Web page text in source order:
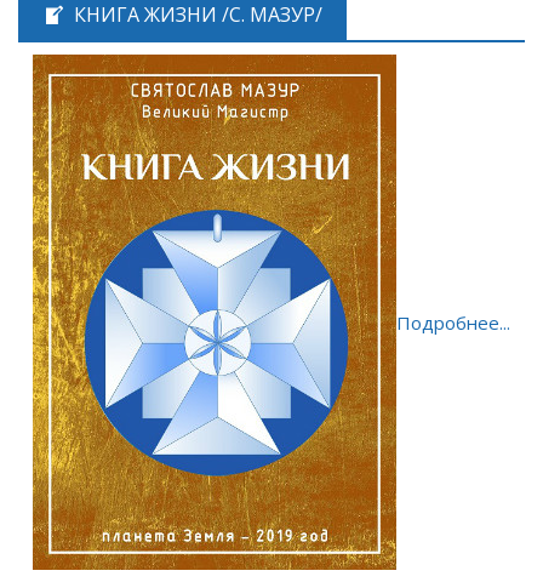
КНИГА ЖИЗНИ /С. МАЗУР/
Подробнее...